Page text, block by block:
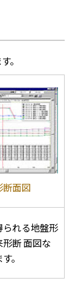
。
断面図
れる地盤形
断 面図な
。